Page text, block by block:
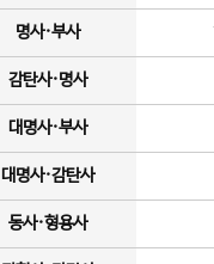
명사·부사
감탄사·명사
대명사·부사
대명사·감탄사
동사·형용사